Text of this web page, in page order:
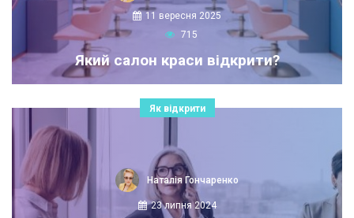
11 вересня 2025
715
Який салон краси відкрити?
Як відкрити
Наталія Гончаренко
23 липня 2024